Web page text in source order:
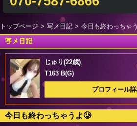
トップページ 写メ日記 今日も終わっちゃ
写メ日記
じゅり(22歳)
T163 B(G)
プロフィール
今日も終わっちゃうよ🥲